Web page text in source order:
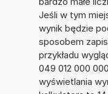
Jeśli w tym
wynik będzie
sposobem
przykładu
049 012 000
wyświetlania